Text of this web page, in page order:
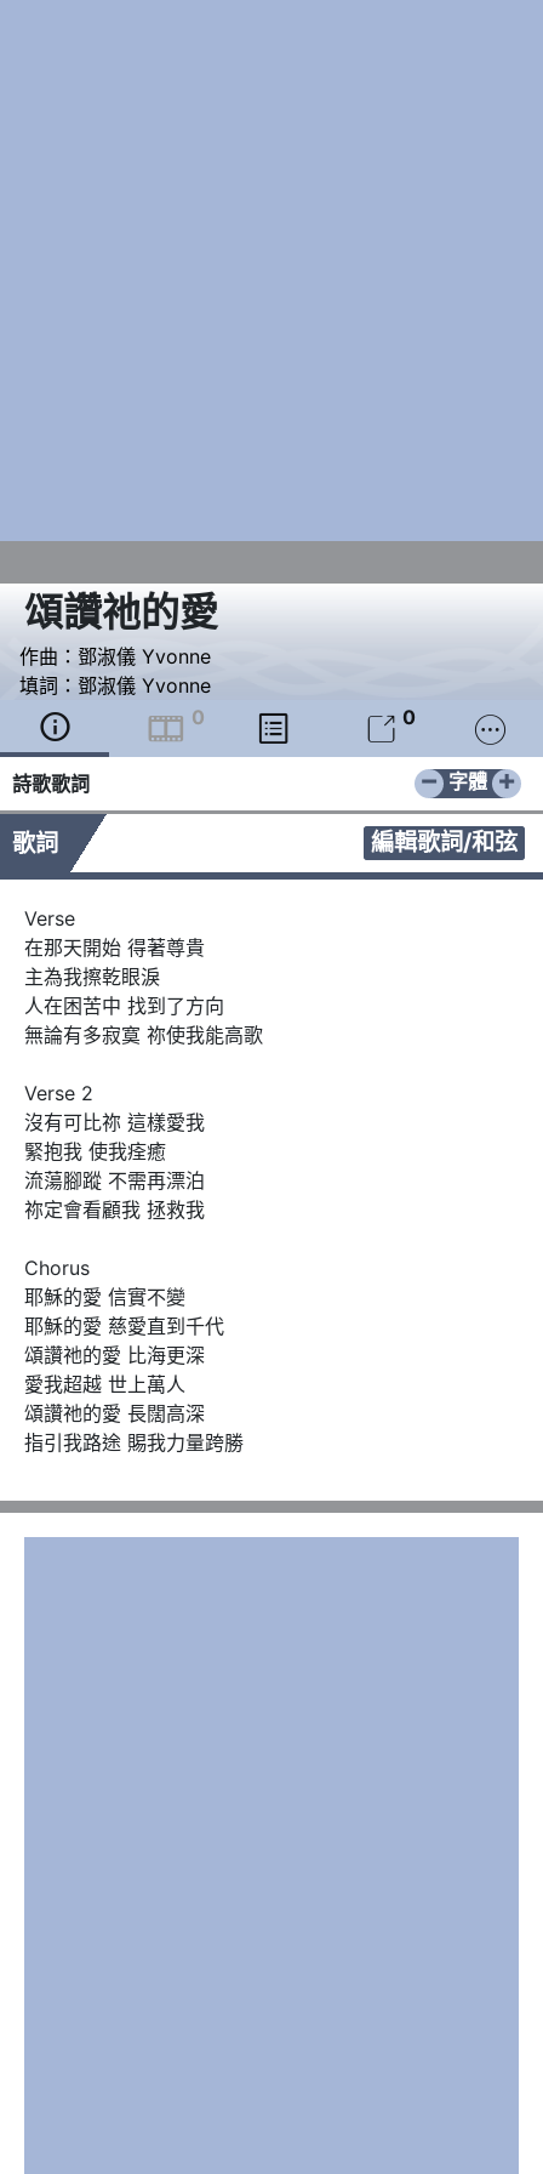
頌讚祂的愛
作曲： 鄧淑儀 Yvonne
填詞： 鄧淑儀 Yvonne
  0   0 
詩歌歌詞 − +
字體
歌詞 編輯歌詞/和弦
Verse
在那天開始 得著尊貴
主為我擦乾眼淚
人在困苦中 找到了方向
無論有多寂寞 祢使我能高歌
Verse 2
沒有可比祢 這樣愛我
緊抱我 使我痊癒
流蕩腳蹤 不需再漂泊
祢定會看顧我 拯救我
Chorus
耶穌的愛 信實不變
耶穌的愛 慈愛直到千代
頌讚祂的愛 比海更深
愛我超越 世上萬人
頌讚祂的愛 長闊高深
指引我路途 賜我力量跨勝